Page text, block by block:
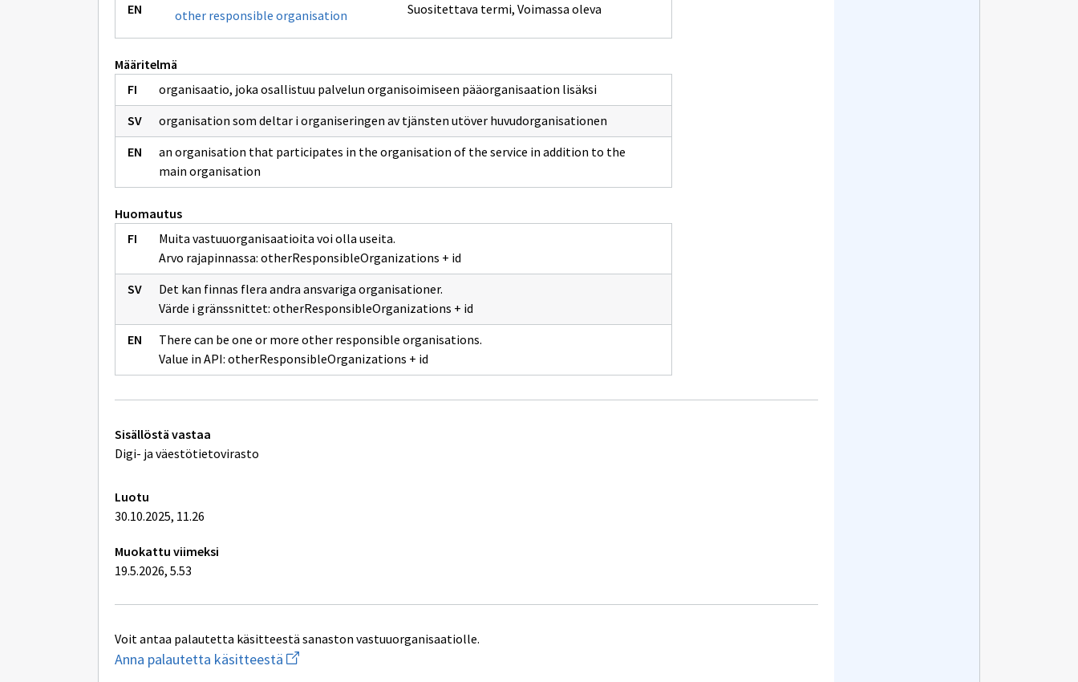
other responsible organisation Suositettava termi, Voimassa oleva
Määritelmä
organisaatio, joka osallistuu palvelun organisoimiseen pääorganisaation lisäksi
organisation som deltar i organiseringen av tjänsten utöver huvudorganisationen
an organisation that participates in the organisation of the service in addition to the
main organisation
Huomautus
Muita vastuuorganisaatioita voi olla useita.
Arvo rajapinnassa: otherResponsibleOrganizations + id
Det kan finnas flera andra ansvariga organisationer.
Värde i gränssnittet: otherResponsibleOrganizations + id
There can be one or more other responsible organisations.
Value in API: otherResponsibleOrganizations + id
Tekniset
lisätiedot
Sisällöstä vastaa
Digi- ja väestötietovirasto
Luotu
30.10.2025, 11.26
Muokattu viimeksi
19.5.2026, 5.53
Voit antaa palautetta käsitteestä sanaston vastuuorganisaatiolle.
Anna palautetta käsitteestä Aloita
uuden